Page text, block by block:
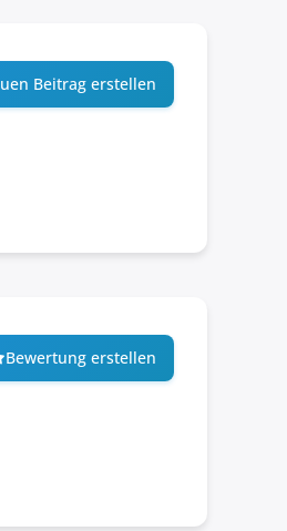
Beitrag erstellen
Bewertung erstellen